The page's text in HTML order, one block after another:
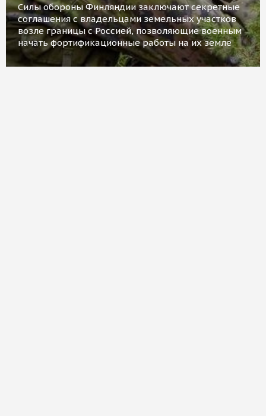
Силы обороны Финляндии заключают секретные
соглашения с владельцами земельных участков
возле границы с Россией, позволяющие военным
начать фортификационные работы на их земле